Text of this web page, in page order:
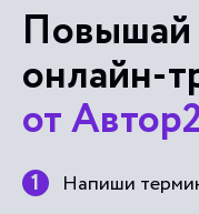
Повышай
онлайн-
от
Напиши